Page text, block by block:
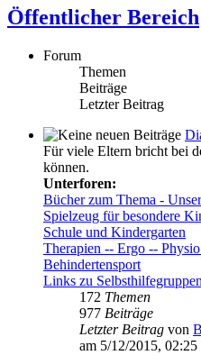
Öffentlicher Bereich
Forum
Themen
Beiträge
Letzter Beitrag
Für viele Eltern bricht bei
können.
Unterforen:
Bücher zum Thema -
Spielzeug für besondere
Schule und Kindergarten
Therapien -- Ergo --
Behindertensport
Links zu
172 Themen
977 Beiträge
Letzter Beitrag von
am 5/12/2015, 02:25